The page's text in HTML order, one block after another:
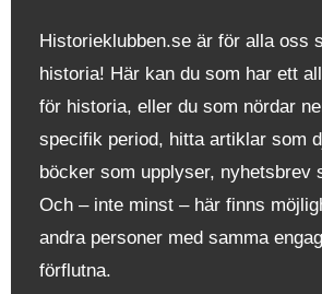
Historieklubben.se är för alla oss
historia! Här kan du som har ett
för historia, eller du som nördar
specifik period, hitta artiklar som
böcker som upplyser, nyhetsbrev
Och – inte minst – här finns
andra personer med samma
förflutna.